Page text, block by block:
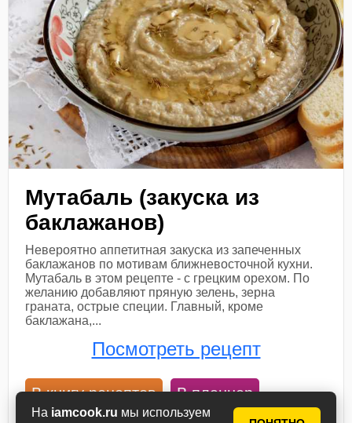
На iamcook.ru мы используем
Мутабаль (закуска из
баклажанов)
Невероятно аппетитная закуска из запеченных
баклажанов по мотивам ближневосточной кухни.
Мутабаль в этом рецепте - с грецким орехом. По
желанию добавляют пряную зелень, зерна
граната, острые специи. Главный, кроме
баклажана,...
Посмотреть рецепт
В книгу рецептов В планнер